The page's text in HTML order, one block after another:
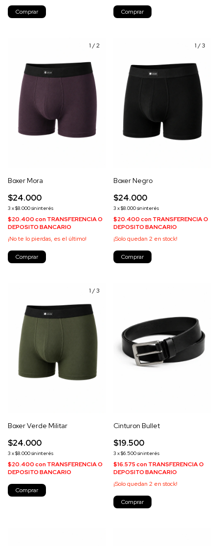
Comprar Comprar
1 /2
Boxer Mora
$24.000
3 x$8.000sin interés
$20.400conTRANSFERENCIA O
DEPOSITO BANCARIO
¡No te lo pierdas, es el último!
Comprar
1 /3
Boxer Negro
$24.000
3 x$8.000sin interés
$20.400conTRANSFERENCIA O
DEPOSITO BANCARIO
¡Solo quedan 2 en stock!
Comprar
1 /3
Boxer Verde Militar
$24.000
3 x$8.000sin interés
$20.400conTRANSFERENCIA O
DEPOSITO BANCARIO
Comprar
Cinturon Bullet
$19.500
3 x$6.500sin interés
$16.575conTRANSFERENCIA O
DEPOSITO BANCARIO
¡Solo quedan 2 en stock!
Comprar